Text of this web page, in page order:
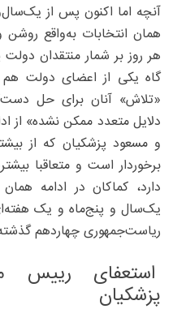
آنچه اما اکنون پس از
همان انتخابات به‌واقع
هر روز بر شمار منتقدان
گاه یکی از اعضای دولت هم
«تلاش» آنان برای حل
دلایل متعدد ممکن نشده» از
و مسعود پزشکیان که از
برخوردار است و متعاقبا
دارد، کماکان در ادامه
یک‌سال و پنج‌ماه و یک
ریاست‌جمهوری چهاردهم
استعفای رییس
پزشکیان